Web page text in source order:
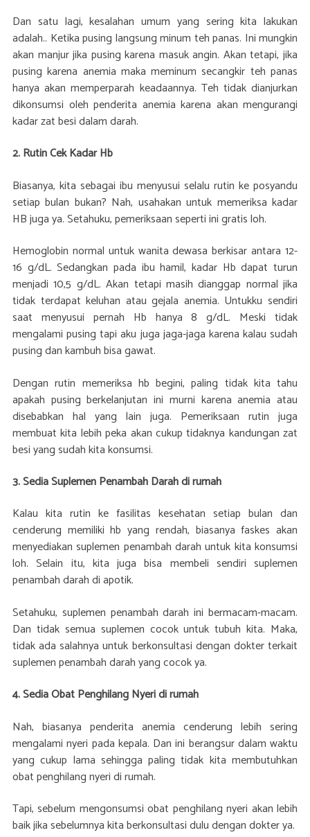
Dan satu lagi, kesalahan umum yang sering kita lakukan
adalah.. Ketika pusing langsung minum teh panas. Ini mungkin
akan manjur jika pusing karena masuk angin. Akan tetapi, jika
pusing karena anemia maka meminum secangkir teh panas
hanya akan memperparah keadaannya. Teh tidak dianjurkan
dikonsumsi oleh penderita anemia karena akan mengurangi
kadar zat besi dalam darah.
2. Rutin Cek Kadar Hb
Biasanya, kita sebagai ibu menyusui selalu rutin ke posyandu
setiap bulan bukan? Nah, usahakan untuk memeriksa kadar
HB juga ya. Setahuku, pemeriksaan seperti ini gratis loh.
Hemoglobin normal untuk wanita dewasa berkisar antara 12-
16 g/dL. Sedangkan pada ibu hamil, kadar Hb dapat turun
menjadi 10,5 g/dL. Akan tetapi masih dianggap normal jika
tidak terdapat keluhan atau gejala anemia. Untukku sendiri
saat menyusui pernah Hb hanya 8 g/dL. Meski tidak
mengalami pusing tapi aku juga jaga-jaga karena kalau sudah
pusing dan kambuh bisa gawat.
Dengan rutin memeriksa hb begini, paling tidak kita tahu
apakah pusing berkelanjutan ini murni karena anemia atau
disebabkan hal yang lain juga. Pemeriksaan rutin juga
membuat kita lebih peka akan cukup tidaknya kandungan zat
besi yang sudah kita konsumsi.
3.Sedia Suplemen Penambah Darah di rumah
Kalau kita rutin ke fasilitas kesehatan setiap bulan dan
cenderung memiliki hb yang rendah, biasanya faskes akan
menyediakan suplemen penambah darah untuk kita konsumsi
loh. Selain itu, kita juga bisa membeli sendiri suplemen
penambah darah di apotik.
Setahuku, suplemen penambah darah ini bermacam-macam.
Dan tidak semua suplemen cocok untuk tubuh kita. Maka,
tidak ada salahnya untuk berkonsultasi dengan dokter terkait
suplemen penambah darah yang cocok ya.
4.Sedia Obat Penghilang Nyeri di rumah
Nah, biasanya penderita anemia cenderung lebih sering
mengalami nyeri pada kepala. Dan ini berangsur dalam waktu
yang cukup lama sehingga paling tidak kita membutuhkan
obat penghilang nyeri di rumah.
Tapi, sebelum mengonsumsi obat penghilang nyeri akan lebih
baik jika sebelumnya kita berkonsultasi dulu dengan dokter ya.